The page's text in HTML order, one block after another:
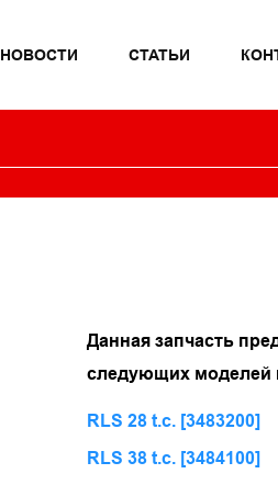
НОВОСТИ СТАТЬИ
Данная запчасть
следующих моделей
RLS 28 t.c. [3483200]
RLS 38 t.c. [3484100]